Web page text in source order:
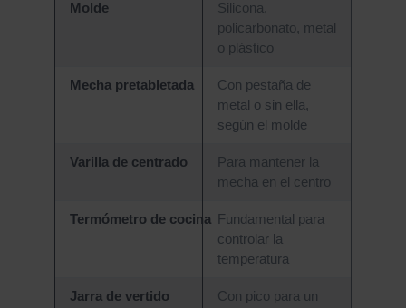
Molde
Silicona,
policarbonato, metal
o plástico
Mecha pretabletada
Con pestaña de
metal o sin ella,
según el molde
Varilla de centrado
Para mantener la
mecha en el centro
Termómetro de cocina
Fundamental para
controlar la
temperatura
Jarra de vertido
Con pico para un